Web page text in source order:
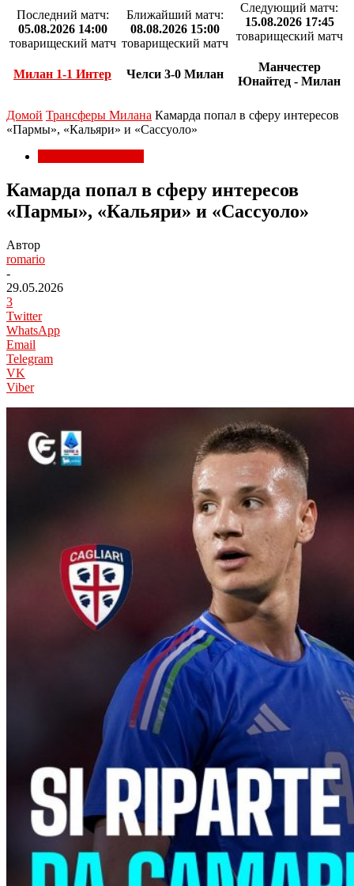
Последний матч:
05.08.2026 14:00
товарищеский матч
Милан 1-1 Интер
Ближайший матч:
08.08.2026 15:00
товарищеский матч
Челси 3-0 Милан
Следующий матч:
15.08.2026 17:45
товарищеский матч
Манчестер
Юнайтед - Милан
Домой Трансферы Милана Камарда попал в сферу интересов
«Пармы», «Кальяри» и «Сассуоло»
Камарда попал в сферу интересов
«Пармы», «Кальяри» и «Сассуоло»
Автор
romario
-
29.05.2026
3
Twitter
WhatsApp
Email
Telegram
VK
Viber